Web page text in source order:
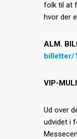
folk til at
hvor der
ALM.
billetter/
VIP-
Ud over
udvidet i